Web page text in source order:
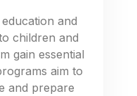
and
children and
gain essential
aim to
and prepare